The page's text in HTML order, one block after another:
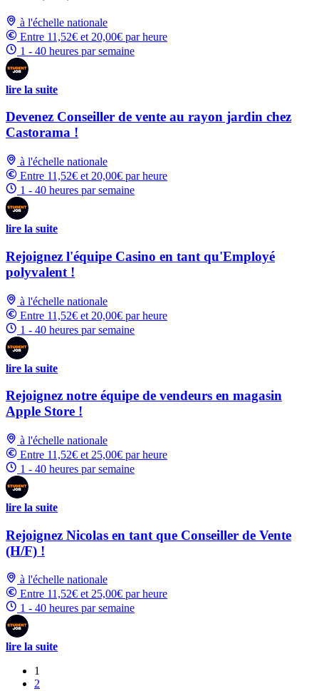
à l'échelle nationale
Entre 11,52€ et 20,00€ par heure
1 - 40 heures par semaine
lire la suite
Devenez Conseiller de vente au rayon jardin chez
Castorama !
à l'échelle nationale
Entre 11,52€ et 20,00€ par heure
1 - 40 heures par semaine
lire la suite
Rejoignez l'équipe Casino en tant qu'Employé
polyvalent !
à l'échelle nationale
Entre 11,52€ et 20,00€ par heure
1 - 40 heures par semaine
lire la suite
Rejoignez notre équipe de vendeurs en magasin
Apple Store !
à l'échelle nationale
Entre 11,52€ et 25,00€ par heure
1 - 40 heures par semaine
lire la suite
Rejoignez Nicolas en tant que Conseiller de Vente
(H/F) !
à l'échelle nationale
Entre 11,52€ et 25,00€ par heure
1 - 40 heures par semaine
lire la suite
1
2